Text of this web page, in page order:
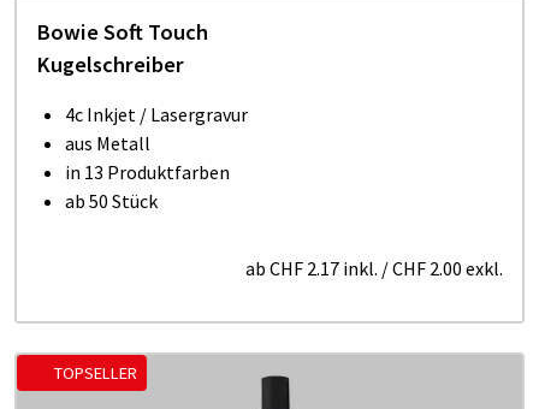
Bowie Soft Touch
Kugelschreiber
4c Inkjet / Lasergravur
aus Metall
in 13 Produktfarben
ab 50 Stück
ab CHF 2.17 inkl. /CHF 2.00 exkl.
TOPSELLER